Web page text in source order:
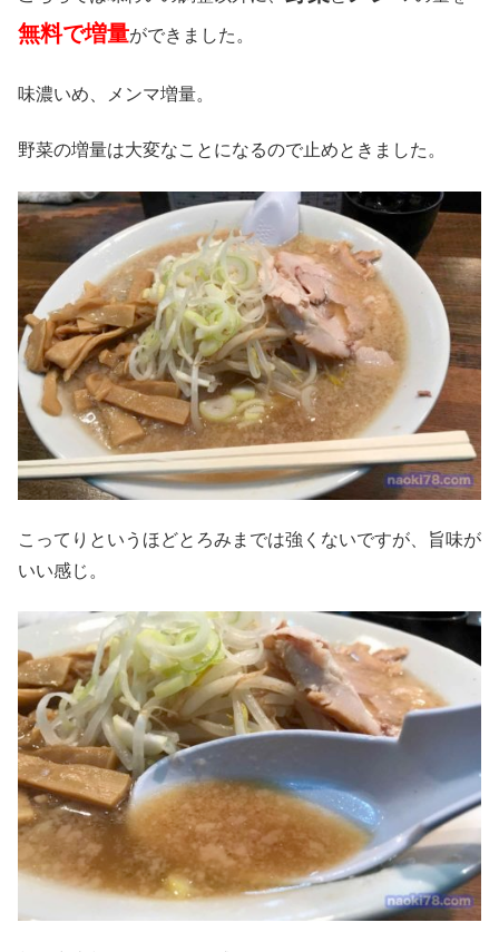
無料で増量ができました。
味濃いめ、メンマ増量。
野菜の増量は大変なことになるので止めときました。
こってりというほどとろみまでは強くないですが、旨味が
いい感じ。